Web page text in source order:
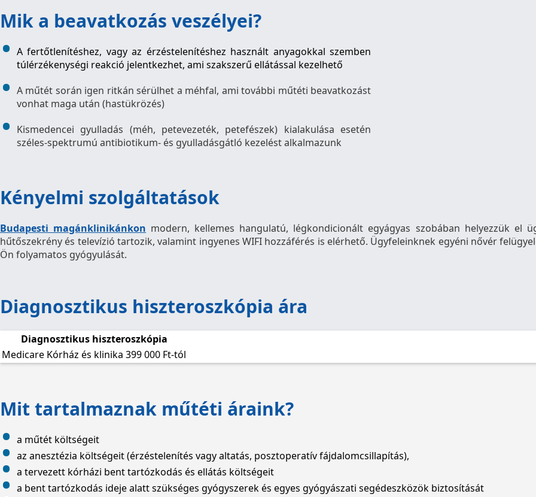
Mik a beavatkozás veszélyei?
A fertőtlenítéshez, vagy az érzéstelenítéshez használt anyagokkal szemben
túlérzékenységi reakció jelentkezhet, ami szakszerű ellátással kezelhető
A műtét során igen ritkán sérülhet a méhfal, ami további műtéti beavatkozást
vonhat maga után (hastükrözés)
Kismedencei gyulladás (méh, petevezeték, petefészek) kialakulása esetén
széles-spektrumú antibiotikum- és gyulladásgátló kezelést alkalmazunk
Kényelmi szolgáltatások
Budapesti magánklinikánkon modern, kellemes hangulatú, légkondicionált egyágyas szobában helyezzük el
hűtőszekrény és televízió tartozik, valamint ingyenes WIFI hozzáférés is elérhető. Ügyfeleinknek egyéni nővér
Ön folyamatos gyógyulását.
Diagnosztikus hiszteroszkópia ára
Diagnosztikus hiszteroszkópia
Medicare Kórház és klinika 399 000 Ft-tól
Mit tartalmaznak műtéti áraink?
a műtét költségeit
az anesztézia költségeit (érzéstelenítés vagy altatás, posztoperatív fájdalomcsillapítás),
a tervezett kórházi bent tartózkodás és ellátás költségeit
a bent tartózkodás ideje alatt szükséges gyógyszerek és egyes gyógyászati segédeszközök biztosítását